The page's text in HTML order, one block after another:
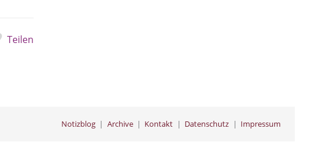
Teilen
Notizblog Archive Kontakt Datenschutz Impressum